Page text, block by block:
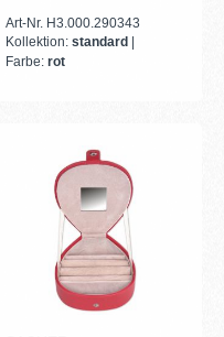
Art-Nr. H3.000.290343
Kollektion: standard
Farbe: rot